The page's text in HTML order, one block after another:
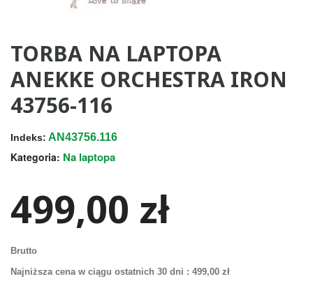
TORBA NA LAPTOPA
ANEKKE ORCHESTRA IRON
43756-116
Indeks: AN43756.116
Kategoria: Na laptopa
499,00 zł
Brutto
Najniższa cena w ciągu ostatnich 30 dni : 499,00 zł